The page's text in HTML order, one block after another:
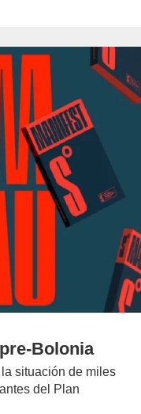
Bolonia
situación de miles
del Plan